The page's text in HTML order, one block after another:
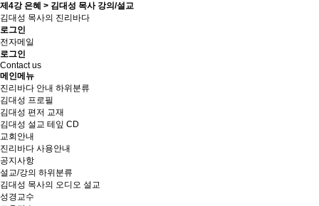
제4강 은혜 > 김대성 목사 강의/설교
김대성 목사의 진리바다
로그인
전자메일
로그인
Contact us
메인메뉴
진리바다 안내 하위분류
김대성 프로필
김대성 편저 교재
김대성 설교 테잎 CD
교회안내
진리바다 사용안내
공지사항
설교/강의 하위분류
김대성 목사의 오디오 설교
성경교수